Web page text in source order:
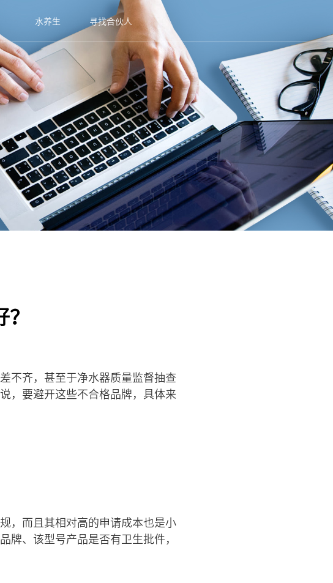
水养生 寻找合伙人
不齐，甚至于净水器质量监督抽查
，要避开这些不合格品牌，具体来
，而且其相对高的申请成本也是小
、该型号产品是否有卫生批件，